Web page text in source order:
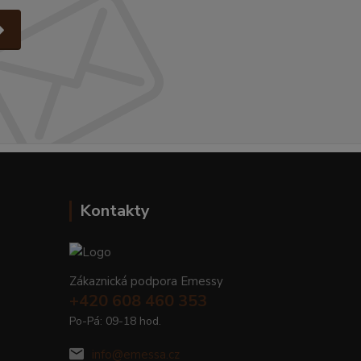
Kontakty
Zákaznická podpora Emessy
+420 608 460 353
Po-Pá: 09-18 hod.
info@emessa.cz